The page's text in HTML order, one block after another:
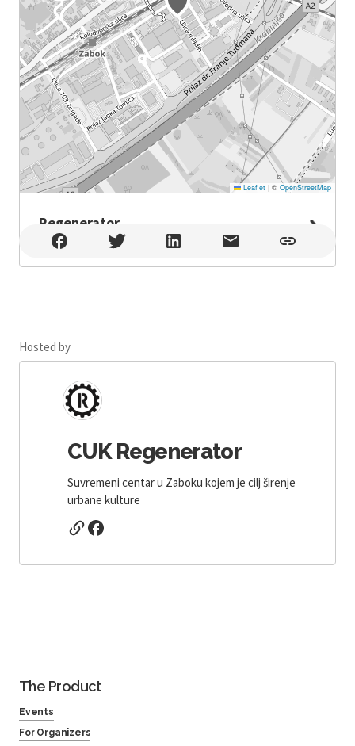
Leaflet |© OpenStreetMap
Regenerator
Regenerator , Zabok
Hosted by
CUK Regenerator
Suvremeni centar u Zaboku kojem je cilj širenje
urbane kulture
The Product
Events
For Organizers